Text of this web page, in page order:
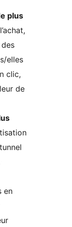
plus
elles
clic,
de
en